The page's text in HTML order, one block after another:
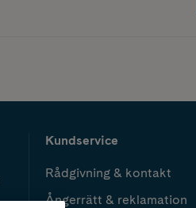
Kundservice
Rådgivning & kontakt
Ångerrätt & reklamation